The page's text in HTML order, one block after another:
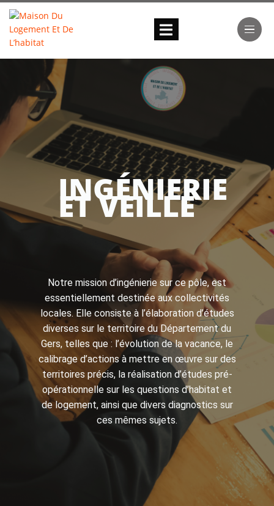
INGÉNIERIE
ET VEILLE
Notre mission d’ingénierie sur ce pôle, est
essentiellement destinée aux collectivités
locales. Elle consiste à l’élaboration d’études
diverses sur le territoire du Département du
Gers, telles que : l’évolution de la vacance, le
calibrage d’actions à mettre en œuvre sur des
territoires précis, la réalisation d’études pré-
opérationnelle sur les questions d’habitat et
de logement, ainsi que divers diagnostics sur
ces mêmes sujets.